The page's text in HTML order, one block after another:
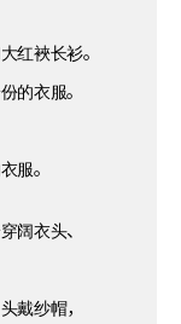
红裌长衫。
的衣服。
服。
阔衣头、
戴纱帽，